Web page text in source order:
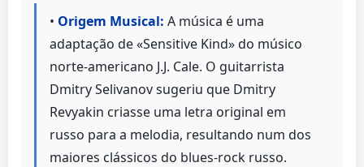
• Origem Musical: A música é uma
adaptação de «Sensitive Kind» do músico
norte-americano J.J. Cale. O guitarrista
Dmitry Selivanov sugeriu que Dmitry
Revyakin criasse uma letra original em
russo para a melodia, resultando num dos
maiores clássicos do blues-rock russo.